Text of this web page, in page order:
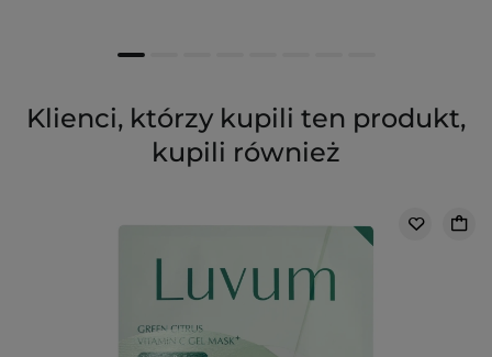
Klienci, którzy kupili ten produkt,
kupili również